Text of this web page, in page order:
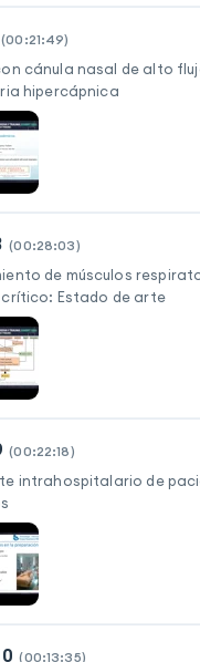
(00:21:49)
cánula nasal de alto
hipercápnica
(00:28:03)
de músculos
Estado de arte
(00:22:18)
intrahospitalario de
(00:13:35)